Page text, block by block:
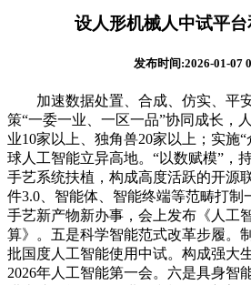
设人形机械人中试平
发布时间:2026-01-07
加速数据处置、合成、仿实、平
策“一委一业、一区一品”协同成长，
业10家以上、独角兽20家以上；实施
球人工智能立异高地。“以数赋模”，
手艺系统扶植，构成高度活跃的开源
件3.0、智能体、智能终端等范畴打制
手艺新产物新办事，会上发布《人工
算》。五是科学智能范式改革步履。
批国度人工智能使用中试。构成强大
2026年人工智能第一会。六是具身智